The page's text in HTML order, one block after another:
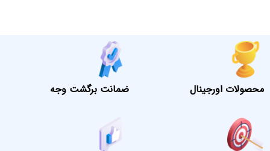
محصولات اورجینال ضمانت برگشت وجه